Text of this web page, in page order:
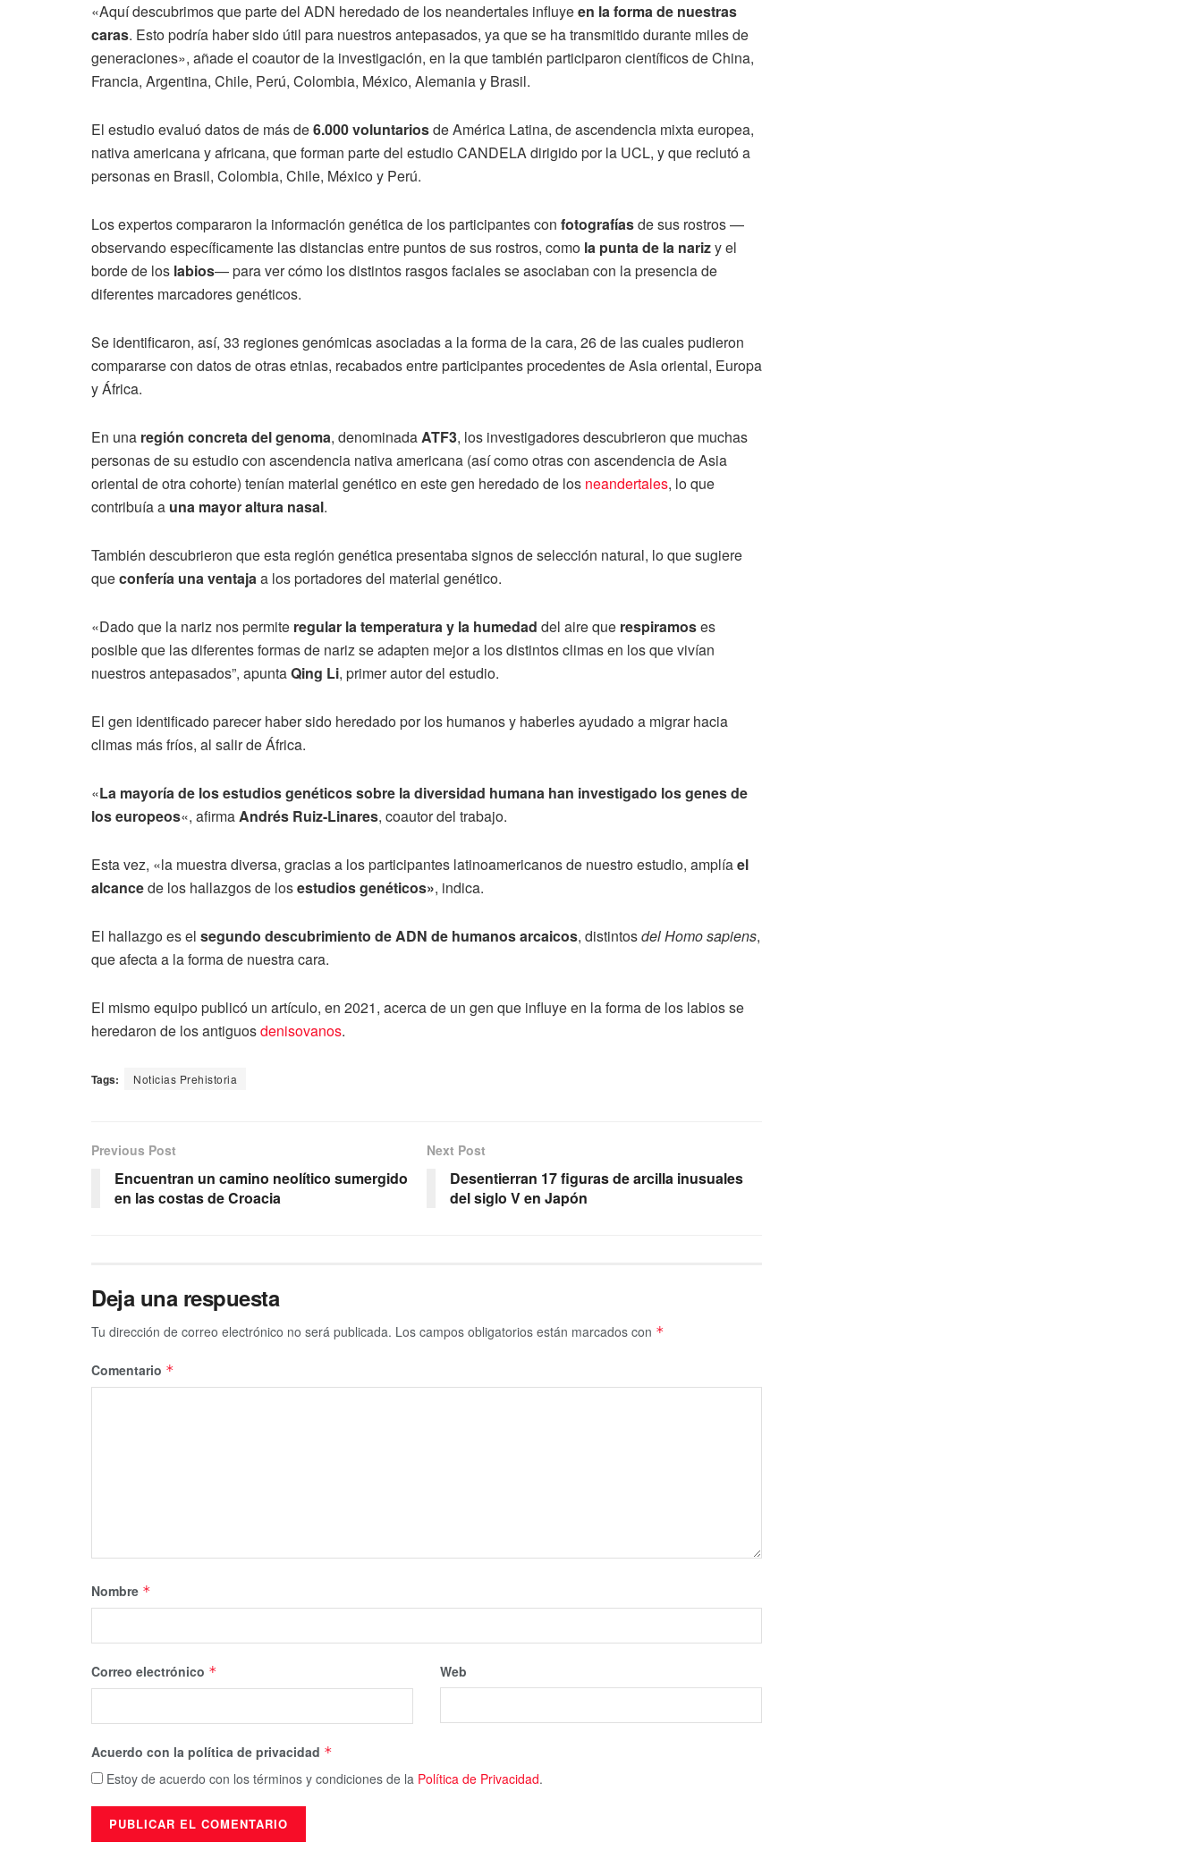
«Aquí descubrimos que parte del ADN heredado de los neandertales influyeen la forma de nuestras
caras. Esto podría haber sido útil para nuestros antepasados, ya que se ha transmitido durante miles de
generaciones», añade el coautor de la investigación, en la que también participaron científicos de China,
Francia, Argentina, Chile, Perú, Colombia, México, Alemania y Brasil.
El estudio evaluó datos de más de6.000 voluntariosde América Latina, de ascendencia mixta europea,
nativa americana y africana, que forman parte del estudio CANDELA dirigido por la UCL, y que reclutó a
personas en Brasil, Colombia, Chile, México y Perú.
Los expertos compararon la información genética de los participantes con fotografíasde sus rostros —
observando específicamente las distancias entre puntos de sus rostros, como la punta de la narizy el
borde de los labios— para ver cómo los distintos rasgos faciales se asociaban con la presencia de
diferentes marcadores genéticos.
Se identificaron, así, 33 regiones genómicas asociadas a la forma de la cara, 26 de las cuales pudieron
compararse con datos de otras etnias, recabados entre participantes procedentes de Asia oriental, Europa
y África.
En una región concreta del genoma, denominadaATF3, los investigadores descubrieron que muchas
personas de su estudio con ascendencia nativa americana (así como otras con ascendencia de Asia
oriental de otra cohorte) tenían material genético en este gen heredado de los neandertales, lo que
contribuía a una mayor altura nasal.
También descubrieron que esta región genética presentaba signos de selección natural, lo que sugiere
queconfería una ventajaa los portadores del material genético.
«Dado que la nariz nos permite regular la temperatura y la humedad del aire que respiramoses
posible que las diferentes formas de nariz se adapten mejor a los distintos climas en los que vivían
nuestros antepasados”, apuntaQing Li, primer autor del estudio.
El gen identificado parecer haber sido heredado por los humanos y haberles ayudado a migrar hacia
climas más fríos, al salir de África.
«La mayoría de los estudios genéticos sobre la diversidad humana han investigado los genes de
los europeos«, afirmaAndrés Ruiz-Linares, coautor del trabajo.
Esta vez, «la muestra diversa, gracias a los participantes latinoamericanos de nuestro estudio, amplíael
alcancede los hallazgos de losestudios genéticos», indica.
El hallazgo es el segundo descubrimiento de ADN de humanos arcaicos, distintosdel Homo sapiens,
que afecta a la forma de nuestra cara.
El mismo equipo publicó un artículo, en 2021, acerca de un gen que influye en la forma de los labios se
heredaron de los antiguosdenisovanos.
Tags: Noticias Prehistoria
Previous Post
Encuentran un camino neolítico sumergido
en las costas de Croacia
Next Post
Desentierran 17 figuras de arcilla inusuales
del siglo V en Japón
Deja una respuesta
Tu dirección de correo electrónico no será publicada. Los campos obligatorios están marcados con *
Comentario *
Nombre *
Correo electrónico * Web
Acuerdo con la política de privacidad *
Estoy de acuerdo con los términos y condiciones de la Política de Privacidad.